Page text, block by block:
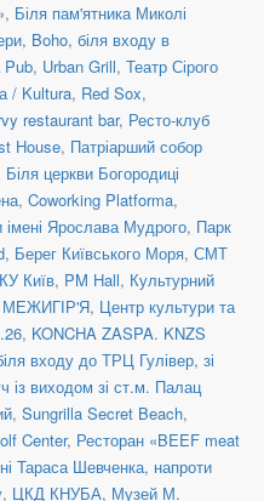
, Біля пам'ятника Миколі
, Boho, біля входу в
Pub, Urban Grill, Театр Сірого
/ Kultura, Red Sox,
restaurant bar, Ресто-клуб
House, Патріарший собор
Біля церкви Богородиці
, Coworking Platforma,
імені Ярослава Мудрого, Парк
, Берег Київського Моря, СМТ
КУ Київ, PM Hall, Культурний
МЕЖИГІР'Я, Центр культури та
, KONCHA ZASPA. KNZS
входу до ТРЦ Гулівер, зі
із виходом зі ст.м. Палац
, Sungrilla Secret Beach,
Center, Ресторан «BEEF meat
Тараса Шевченка, напроти
, ЦКД КНУБА, Музей М.